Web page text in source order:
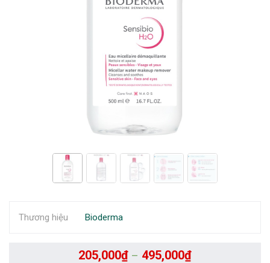
205,000₫ – 495,000₫
Thương hiệu Bioderma